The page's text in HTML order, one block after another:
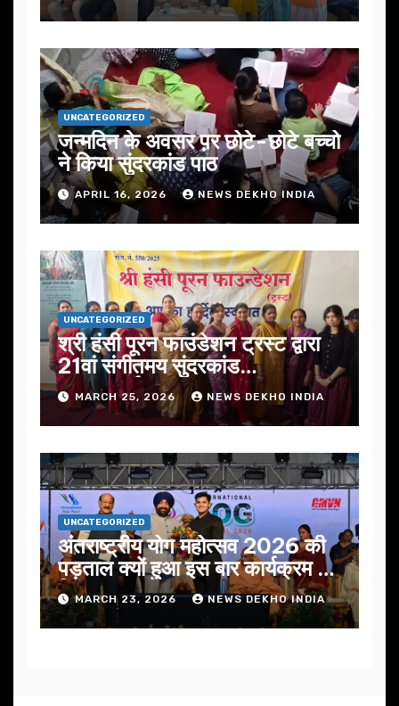
UNCATEGORIZED
जन्मदिन के अवसर प़र छोटे-छोटे बच्चो
ने किया सुंदरकांड पाठ
APRIL 16, 2026 NEWS DEKHO INDIA
UNCATEGORIZED
श्री हंसी पूरन फाउंडेशन ट्रस्ट द्वारा
21वां संगीतमय सुंदरकांड
सफलतापूर्वक संपन्न
MARCH 25, 2026 NEWS DEKHO INDIA
UNCATEGORIZED
अंतराष्ट्रीय योग महोत्सव 2026 की
पड़ताल क्यों हुआ इस बार कार्यक्रम में
निखार
MARCH 23, 2026 NEWS DEKHO INDIA